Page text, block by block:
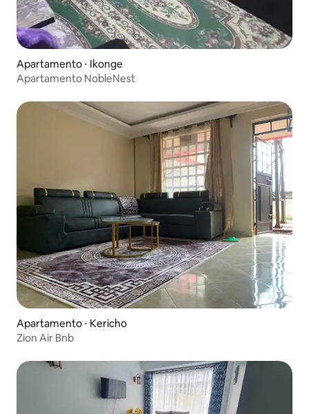
Apartamento ⋅ Ikonge
Apartamento NobleNest
Apartamento ⋅ Kericho
Zion Air Bnb